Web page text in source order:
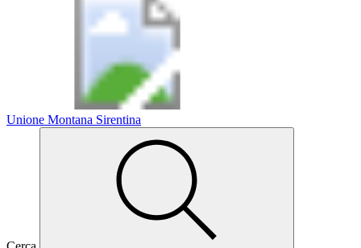
Unione Montana Sirentina